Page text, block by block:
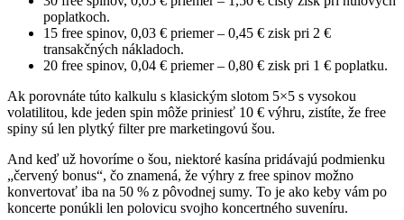
poplatkoch.
15 free spinov, 0,03 € priemer – 0,45 € zisk pri 2 €
transakčných nákladoch.
20 free spinov, 0,04 € priemer – 0,80 € zisk pri 1 € poplatku.
Ak porovnáte túto kalkulu s klasickým slotom 5×5 s vysokou
volatilitou, kde jeden spin môže priniesť 10 € výhru, zistíte, že free
spiny sú len plytký filter pre marketingovú šou.
And keď už hovoríme o šou, niektoré kasína pridávajú podmienku
„červený bonus“, čo znamená, že výhry z free spinov možno
konvertovať iba na 50 % z pôvodnej sumy. To je ako keby vám po
koncerte ponúkli len polovicu svojho koncertného suveníru.